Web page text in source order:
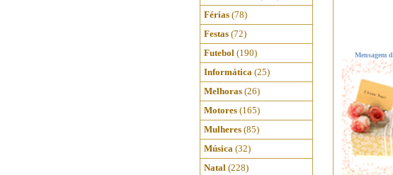
Férias (78)
Festas (72)
Futebol (190)
Informática (25)
Melhoras (26)
Motores (165)
Mulheres (85)
Música (32)
Natal (228)
Mensagem